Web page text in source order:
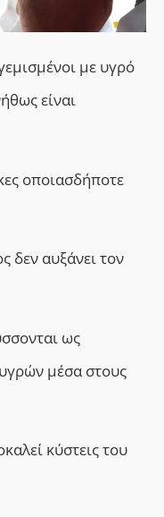
με υγρό
είναι
οποιασδήποτε
δεν αυξάνει τον
ως
μέσα στους
κύστεις του